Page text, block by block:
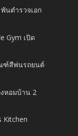
นตํารวจเอก
Gym เปิด
ฑ์สีพ่นรถยนต์
หอมบ้าน 2
Kitchen